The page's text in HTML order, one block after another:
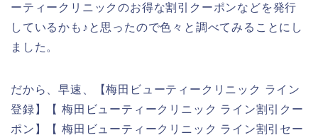
ーティークリニックのお得な割引クーポンなどを発行
しているかも♪と思ったので色々と調べてみることにし
ました。
だから、早速、【梅田ビューティークリニック ライン
登録】【 梅田ビューティークリニック ライン割引クー
ポン】【 梅田ビューティークリニック ライン割引セー